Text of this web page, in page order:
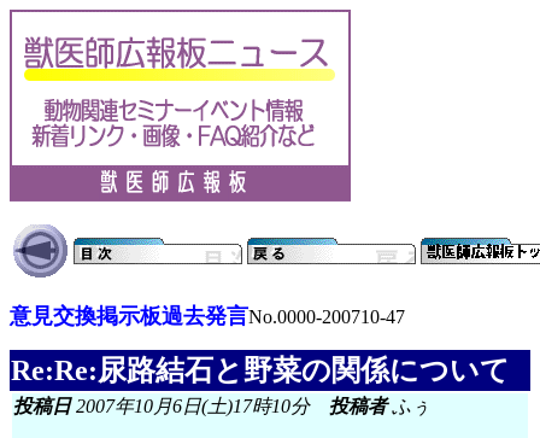
意見交換掲示板過去発言No.0000-200710-47
Re:Re:尿路結石と野菜の関係について
投稿日2007年10月6日(土)17時10分 投稿者ふぅ